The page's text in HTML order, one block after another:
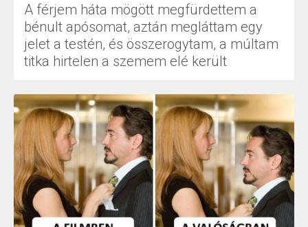
A férjem háta mögött megfürdettem a
bénult apósomat, aztán megláttam egy
jelet a testén, és összerogytam, a múltam
titka hirtelen a szemem elé került